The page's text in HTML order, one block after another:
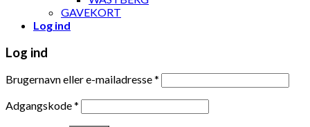
GAVEKORT
Log ind
Log ind
Brugernavn eller e-mailadresse*
Adgangskode*